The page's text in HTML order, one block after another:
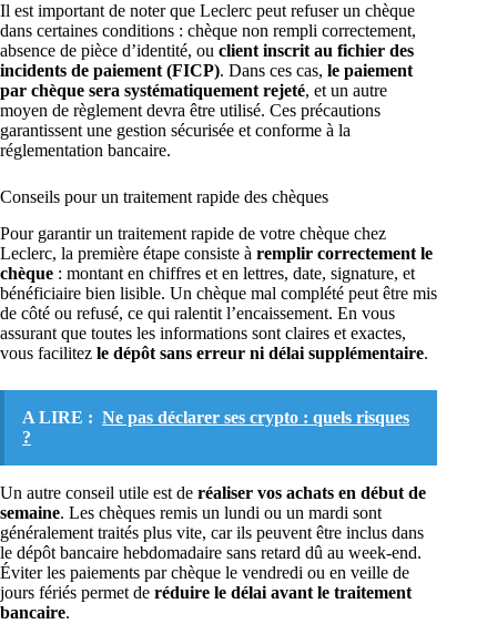
Il est important de noter que Leclerc peut refuser un chèque
dans certaines conditions : chèque non rempli correctement,
absence de pièce d’identité, ou client inscrit au fichier des
incidents de paiement (FICP). Dans ces cas, le paiement
par chèque sera systématiquement rejeté, et un autre
moyen de règlement devra être utilisé. Ces précautions
garantissent une gestion sécurisée et conforme à la
réglementation bancaire.
Conseils pour un traitement rapide des chèques
Pour garantir un traitement rapide de votre chèque chez
Leclerc, la première étape consiste à remplir correctement le
chèque : montant en chiffres et en lettres, date, signature, et
bénéficiaire bien lisible. Un chèque mal complété peut être mis
de côté ou refusé, ce qui ralentit l’encaissement. En vous
assurant que toutes les informations sont claires et exactes,
vous facilitez le dépôt sans erreur ni délai supplémentaire.
A LIRE : Ne pas déclarer ses crypto : quels risques
?
Un autre conseil utile est de réaliser vos achats en début de
semaine. Les chèques remis un lundi ou un mardi sont
généralement traités plus vite, car ils peuvent être inclus dans
le dépôt bancaire hebdomadaire sans retard dû au week-end.
Éviter les paiements par chèque le vendredi ou en veille de
jours fériés permet de réduire le délai avant le traitement
bancaire.